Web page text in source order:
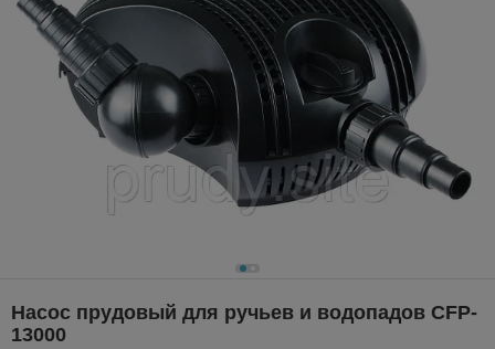
Насос прудовый для ручьев и водопадов CFP-
13000